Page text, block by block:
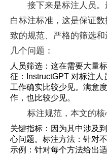
接下来是标注人员
白标注标准，这是保证
致的规范、严格的筛选
几个问题：
人员筛选：这在需要大量
征：InstructGPT 对标注
工作确实比较少见。满意
作，也比较少见。
标注规范，本文的核
关键指标：因为其中涉及
心问题。标注方法：针对
示例：针对每个方法给出适